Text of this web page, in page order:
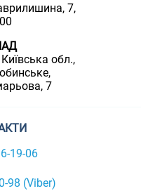
7,
обл.,
7
19-06
98 (Viber)